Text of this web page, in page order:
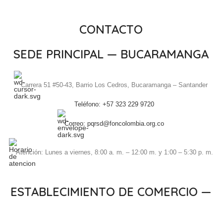
CONTACTO
SEDE PRINCIPAL — BUCARAMANGA
Carrera 51 #50-43, Barrio Los Cedros, Bucaramanga – Santander
Teléfono: +57 323 229 9720
Correo: pqrsd@foncolombia.org.co
Atención: Lunes a viernes, 8:00 a. m. – 12:00 m. y 1:00 – 5:30 p. m.
ESTABLECIMIENTO DE COMERCIO —